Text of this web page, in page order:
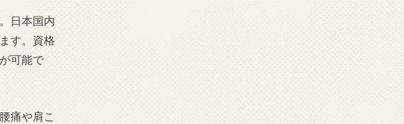
日本国内
す。資格
可能で
痛や肩こ